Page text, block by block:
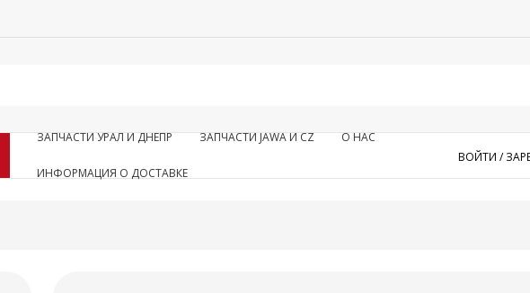
ЗАПЧАСТИ УРАЛ И ДНЕПР ЗАПЧАСТИ JAWA И CZ О НАС
ИНФОРМАЦИЯ О ДОСТАВКЕ
ВОЙТИ /